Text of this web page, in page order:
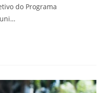
do Programa